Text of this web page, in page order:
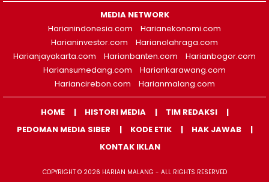
MEDIA NETWORK
Harianindonesia.com
Harianekonomi.com
Harianinvestor.com
Harianolahraga.com
Harianjayakarta.com
Harianbanten.com
Harianbogor.com
Hariansumedang.com
Hariankarawang.com
Hariancirebon.com
Harianmalang.com
HOME HISTORI MEDIA
TIM REDAKSI
PEDOMAN MEDIA SIBER
KODE ETIK
HAK JAWAB
KONTAK IKLAN
COPYRIGHT © 2026 HARIAN MALANG - ALL RIGHTS RESERVED